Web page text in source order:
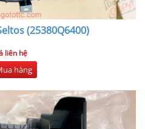
(25380Q6400)
liên hệ
hàng